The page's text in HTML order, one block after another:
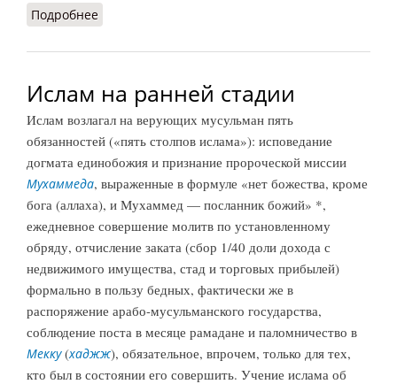
Подробнее
Ислам на ранней стадии
Ислам возлагал на верующих мусульман пять
обязанностей («пять столпов ислама»): исповедание
догмата единобожия и признание пророческой миссии
Мухаммеда, выраженные в формуле «нет божества, кроме
бога (аллаха), и Мухаммед — посланник божий» *,
ежедневное совершение молитв по установленному
обряду, отчисление заката (сбор 1/40 доли дохода с
недвижимого имущества, стад и торговых прибылей)
формально в пользу бедных, фактически же в
распоряжение арабо-мусульманского государства,
соблюдение поста в месяце рамадане и паломничество в
Мекку(хаджж), обязательное, впрочем, только для тех,
кто был в состоянии его совершить. Учение ислама об